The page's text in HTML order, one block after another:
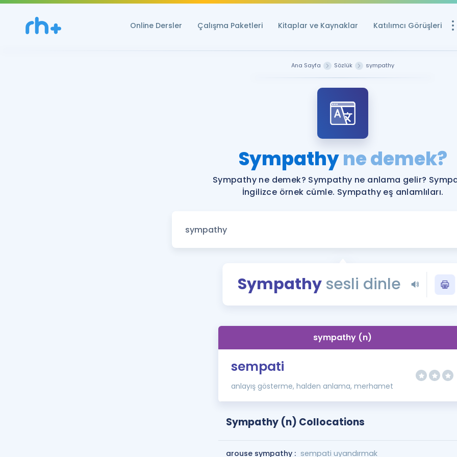
Online Dersler Çalışma Paketleri Kitaplar ve Kaynaklar Katılımcı Görüşleri
YDS ve YÖKDİL
YDS ve YÖKDİL'e
Tüm ÖSYM
YDS - YÖKDİL
İngilizce
Ana Sayfa Sözlük sympathy
Sympathyne demek?
Sympathy ne demek? Sympathy ne anlama gelir?
İngilizce örnek cümle. Sympathy eş anlamlıları.
Sympathy sesli dinle
sympathy (n)
sempati
anlayış gösterme, halden anlama, merhamet
Sympathy (n) Collocations
arouse sympathy : sempati uyandırmak